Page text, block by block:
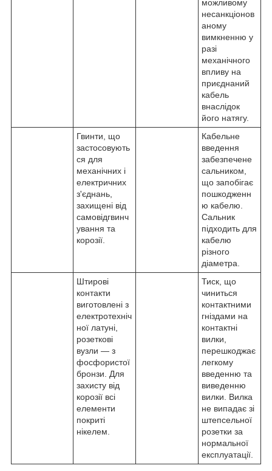
можливому
несанкціонов
аному
вимкненню у
разі
механічного
впливу на
приєднаний
кабель
внаслідок
його натягу.
Гвинти, що
застосовують
ся для
механічних і
електричних
з'єднань,
захищені від
самовідгвинч
ування та
корозії.
Кабельне
введення
забезпечене
сальником,
що запобігає
пошкодженн
ю кабелю.
Сальник
підходить для
кабелю
різного
діаметра.
Штирові
контакти
виготовлені з
електротехніч
ної латуні,
розеткові
вузли — з
фосфористої
бронзи. Для
захисту від
корозії всі
елементи
покриті
нікелем.
Тиск, що
чиниться
контактними
гніздами на
контактні
вилки,
перешкоджає
легкому
введенню та
виведенню
вилки. Вилка
не випадає зі
штепсельної
розетки за
нормальної
експлуатації.